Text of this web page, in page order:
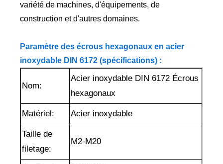
variété de machines, d'équipements, de
construction et d'autres domaines.
Paramètre des écrous hexagonaux en acier
inoxydable DIN 6172 (spécifications) :
Nom:
Acier inoxydable DIN 6172 Écrous
hexagonaux
Matériel: Acier inoxydable
Taille de
filetage:
M2-M20